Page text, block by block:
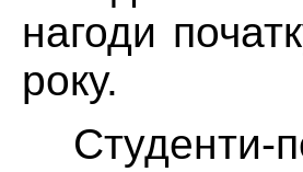
нагоди
року.